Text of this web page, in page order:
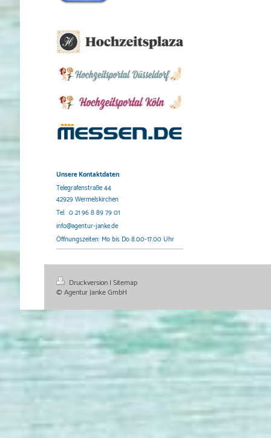
Unsere Kontaktdaten:
Telegrafenstraße 44
42929 Wermelskirchen
Tel. 0 21 96 8 89 79 01
info@agentur-janke.de
Öffnungszeiten: Mo bis Do 8.00-17.00 Uhr
Druckversion | Sitemap
© Agentur Janke GmbH